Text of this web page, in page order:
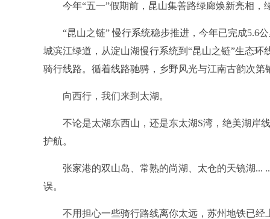
今年“五一”假期前，昆山集善路绿廊焕新亮相，
“昆山之链” 慢行系统稳步推进，今年已完成5.6
城滨江绿道，从淀山湖慢行系统到“昆山之链”生态
骑行线路。循着线路驰骋，乡野风光与江南古韵次
向西行，我们来到太湖。
不论是太湖东西山，还是东太湖S湾，绝美湖岸
护航。
张家港的双山岛、常熟的尚湖、太仓的天镜湖...
误。
不用担心一些骑行路线离你太远，苏州地铁已经